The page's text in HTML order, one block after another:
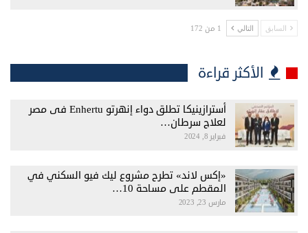
السابق التالي 1 من 172
الأكثر قراءة
أسترازينيكا تطلق دواء إنهرتو Enhertu فى مصر
لعلاج سرطان…
فبراير 8, 2024
«إكس لاند» تطرح مشروع ليك فيو السكني في
المقطم على مساحة 10…
مارس 23, 2023